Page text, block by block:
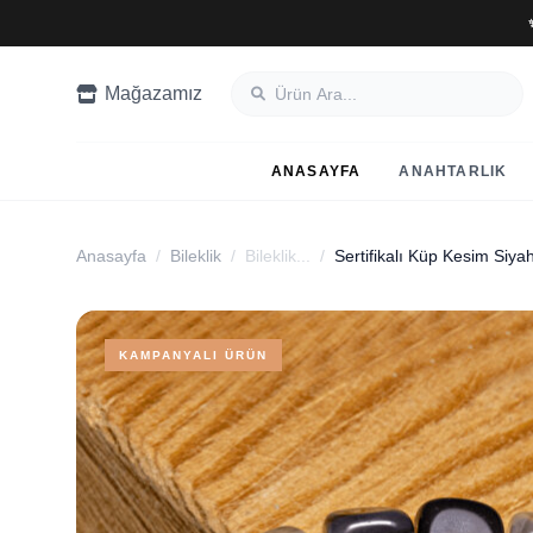
Mağazamız
ANASAYFA ANAHTARLIK
Anasayfa / Bileklik / Bileklik... /
KAMPANYALI ÜRÜN